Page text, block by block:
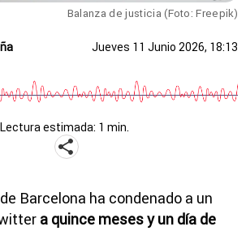
Balanza de justicia (Foto: Freepik)
Jueves 11 Junio 2026, 18:13
Lectura estimada: 1 min.
Barcelona ha condenado a un
a quince meses y un día de